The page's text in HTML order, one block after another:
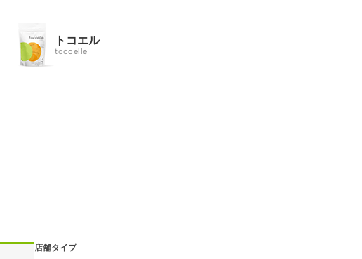
トコエル
tocoelle
店舗タイプ